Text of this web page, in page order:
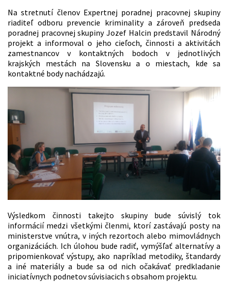
Na stretnutí členov Expertnej poradnej pracovnej skupiny
riaditeľ odboru prevencie kriminality a zároveň predseda
poradnej pracovnej skupiny Jozef Halcin predstavil Národný
projekt a informoval o jeho cieľoch, činnosti a aktivitách
zamestnancov v kontaktných bodoch v jednotlivých
krajských mestách na Slovensku a o miestach, kde sa
kontaktné body nachádzajú.
Výsledkom činnosti takejto skupiny bude súvislý tok
informácií medzi všetkými členmi, ktorí zastávajú posty na
ministerstve vnútra, v iných rezortoch alebo mimovládnych
organizáciách. Ich úlohou bude radiť, vymýšľať alternatívy a
pripomienkovať výstupy, ako napríklad metodiky, štandardy
a iné materiály a bude sa od nich očakávať predkladanie
iniciatívnych podnetov súvisiacich s obsahom projektu.